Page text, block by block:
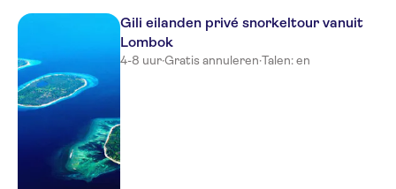
Gili eilanden privé snorkeltour vanuit
Lombok
4-8 uur·Gratis annuleren·Talen: en